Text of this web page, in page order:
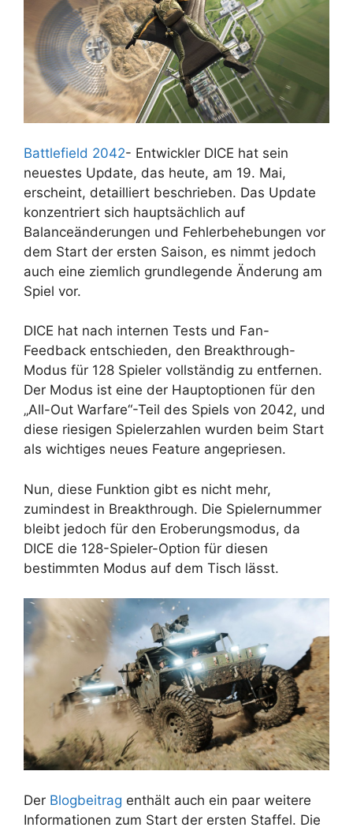
Battlefield 2042- Entwickler DICE hat sein
neuestes Update, das heute, am 19. Mai,
erscheint, detailliert beschrieben. Das Update
konzentriert sich hauptsächlich auf
Balanceänderungen und Fehlerbehebungen vor
dem Start der ersten Saison, es nimmt jedoch
auch eine ziemlich grundlegende Änderung am
Spiel vor.
DICE hat nach internen Tests und Fan-
Feedback entschieden, den Breakthrough-
Modus für 128 Spieler vollständig zu entfernen.
Der Modus ist eine der Hauptoptionen für den
„All-Out Warfare“-Teil des Spiels von 2042, und
diese riesigen Spielerzahlen wurden beim Start
als wichtiges neues Feature angepriesen.
Nun, diese Funktion gibt es nicht mehr,
zumindest in Breakthrough. Die Spielernummer
bleibt jedoch für den Eroberungsmodus, da
DICE die 128-Spieler-Option für diesen
bestimmten Modus auf dem Tisch lässt.
Der Blogbeitrag enthält auch ein paar weitere
Informationen zum Start der ersten Staffel. Die